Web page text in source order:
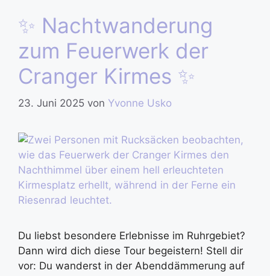
✨ Nachtwanderung
zum Feuerwerk der
Cranger Kirmes ✨
23. Juni 2025 von Yvonne Usko
Du liebst besondere Erlebnisse im Ruhrgebiet?
Dann wird dich diese Tour begeistern! Stell dir
vor: Du wanderst in der Abenddämmerung auf